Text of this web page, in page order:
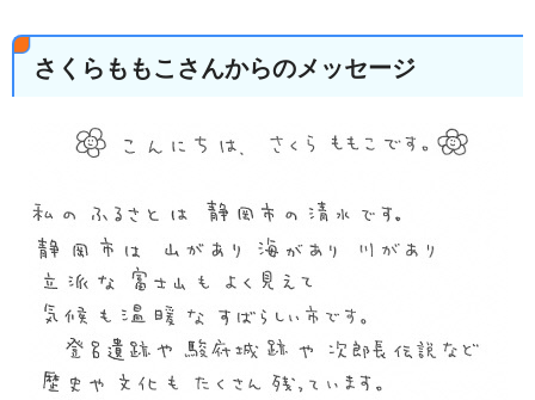
さくらももこさんからのメッセージ